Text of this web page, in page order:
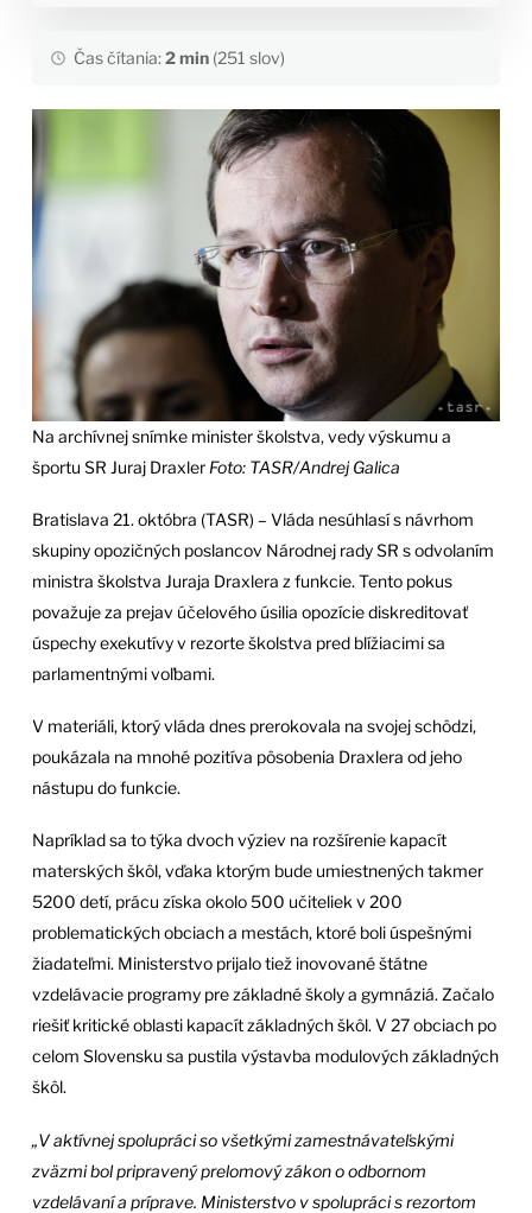
Čas čítania:2 min(251 slov)
Na archívnej snímke minister školstva, vedy výskumu a
športu SR Juraj Draxler Foto: TASR/Andrej Galica
Bratislava 21. októbra (TASR) – Vláda nesúhlasí s návrhom
skupiny opozičných poslancov Národnej rady SR s odvolaním
ministra školstva Juraja Draxlera z funkcie. Tento pokus
považuje za prejav účelového úsilia opozície diskreditovať
úspechy exekutívy v rezorte školstva pred blížiacimi sa
parlamentnými voľbami.
V materiáli, ktorý vláda dnes prerokovala na svojej schôdzi,
poukázala na mnohé pozitíva pôsobenia Draxlera od jeho
nástupu do funkcie.
Napríklad sa to týka dvoch výziev na rozšírenie kapacít
materských škôl, vďaka ktorým bude umiestnených takmer
5200 detí, prácu získa okolo 500 učiteliek v 200
problematických obciach a mestách, ktoré boli úspešnými
žiadateľmi. Ministerstvo prijalo tiež inovované štátne
vzdelávacie programy pre základné školy a gymnáziá. Začalo
riešiť kritické oblasti kapacít základných škôl. V 27 obciach po
celom Slovensku sa pustila výstavba modulových základných
škôl.
„V aktívnej spolupráci so všetkými zamestnávateľskými
zväzmi bol pripravený prelomový zákon o odbornom
vzdelávaní a príprave. Ministerstvo v spolupráci s rezortom